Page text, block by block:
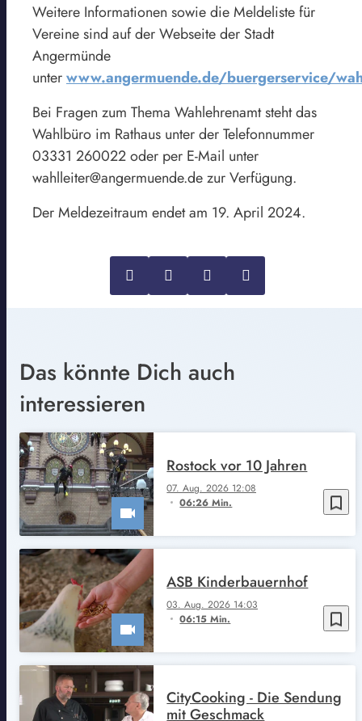
Weitere Informationen sowie die Meldeliste für
Vereine sind auf der Webseite der Stadt
Angermünde
unterwww.angermuende.de/buergerservice/
Bei Fragen zum Thema Wahlehrenamt steht das
Wahlbüro im Rathaus unter der Telefonnummer
03331 260022 oder per E-Mail unter
wahlleiter@angermuende.de zur Verfügung.
Der Meldezeitraum endet am 19. April 2024.
Das könnte Dich auch
interessieren
bookmark_border
07. Aug. 2026 12:08
06:26 Min.
Rostock vor 10 Jahren
bookmark_border
03. Aug. 2026 14:03
06:15 Min.
ASB Kinderbauernhof
CityCooking - Die Sendung
mit Geschmack